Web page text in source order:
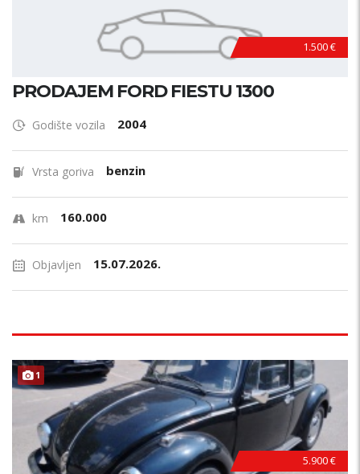
1.500 €
PRODAJEM FORD FIESTU 1300
Godište vozila 2004
Vrsta goriva benzin
km 160.000
Objavljen 15.07.2026.
1
5.900 €